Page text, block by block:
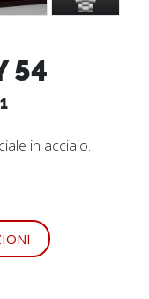
54
in acciaio.